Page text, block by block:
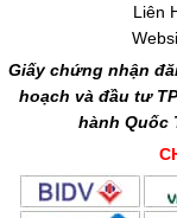
Liên
Giấy chứng nhận
hoạch và đầu tư
hành Quốc